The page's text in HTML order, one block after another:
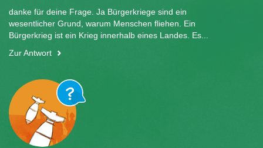
danke für deine Frage. Ja Bürgerkriege sind ein
wesentlicher Grund, warum Menschen fliehen. Ein
Bürgerkrieg ist ein Krieg innerhalb eines Landes. Es...
Zur Antwort